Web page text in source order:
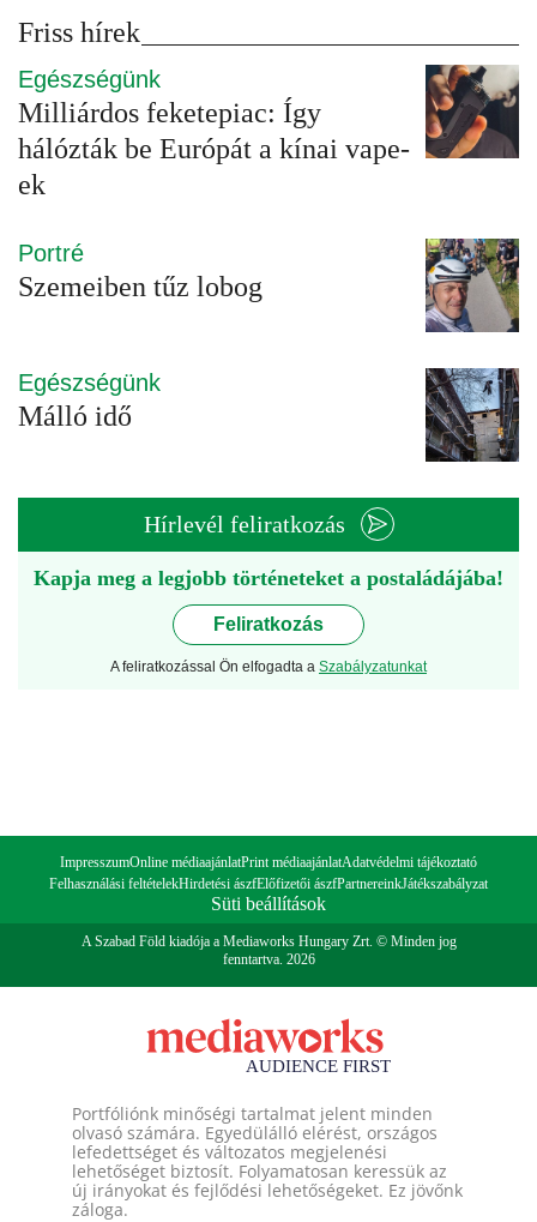
Friss hírek
Egészségünk
Milliárdos feketepiac: Így
hálózták be Európát a kínai vape-
ek
Portré
Szemeiben tűz lobog
Egészségünk
Málló idő
Hírlevél feliratkozás
Kapja meg a legjobb történeteket a postaládájába!
Feliratkozás
A feliratkozással Ön elfogadta a Szabályzatunkat
ImpresszumOnline médiaajánlatPrint médiaajánlatAdatvédelmi tájékoztató
Felhasználási feltételekHirdetési ászfElőfizetői ászfPartnereinkJátékszabályzat
Süti beállítások
A Szabad Föld kiadója a Mediaworks Hungary Zrt. © Minden jog
fenntartva. 2026
Portfóliónk minőségi tartalmat jelent minden
olvasó számára. Egyedülálló elérést, országos
lefedettséget és változatos megjelenési
lehetőséget biztosít. Folyamatosan keressük az
új irányokat és fejlődési lehetőségeket. Ez jövőnk
záloga.